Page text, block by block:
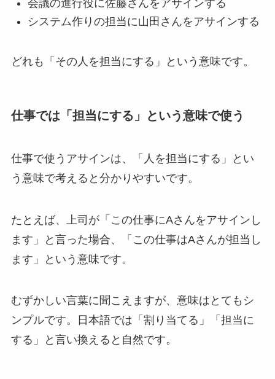
会議の進行役に佐藤さんをアサインする
システム作りの担当に山田さんをアサインする
どれも「その人を担当にする」という意味です。
仕事では「担当にする」という意味で使う
仕事で使うアサインは、「人を担当にする」とい
う意味で考えると分かりやすいです。
たとえば、上司が「この仕事にAさんをアサインし
ます」と言った場合、「この仕事はAさんが担当し
ます」という意味です。
むずかしい言葉に聞こえますが、意味はとてもシ
ンプルです。日本語では「割り当てる」「担当に
する」と言い換えると自然です。